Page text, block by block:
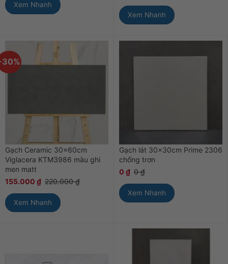
Xem Nhanh
Xem Nhanh
Gạch Ceramic 30x60cm
Viglacera KTM3986 màu ghi
men matt
155.000 ₫ 220.000₫
Xem Nhanh
Gạch lát 30x30cm Prime 2306
chống trơn
0 ₫ 0₫
Xem Nhanh